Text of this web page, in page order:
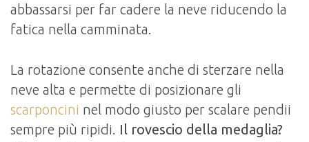
abbassarsi per far cadere la neve riducendo la
fatica nella camminata.
La rotazione consente anche di sterzare nella
neve alta e permette di posizionare gli
scarponcini nel modo giusto per scalare pendii
sempre più ripidi. Il rovescio della medaglia?